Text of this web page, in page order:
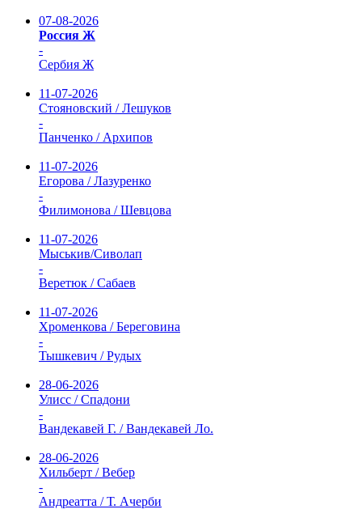
07-08-2026
Россия Ж
-
Сербия Ж
11-07-2026
Стояновский / Лешуков
-
Панченко / Архипов
11-07-2026
Егорова / Лазуренко
-
Филимонова / Шевцова
11-07-2026
Мыськив/Сиволап
-
Веретюк / Сабаев
11-07-2026
Хроменкова / Береговина
-
Тышкевич / Рудых
28-06-2026
Улисс / Спадони
-
Вандекавей Г. / Вандекавей Ло.
28-06-2026
Хильберт / Вебер
-
Андреатта / Т. Ачерби